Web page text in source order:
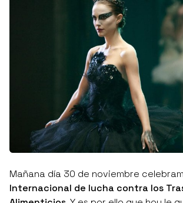
Mañana día 30 de noviembre
Internacional de lucha contra los